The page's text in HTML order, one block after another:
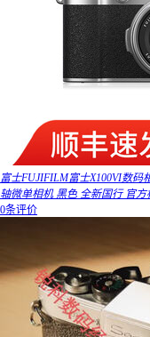
富士FUJIFILM富士X100VI数码
轴微单相机 黑色 全新国行 官方
0条评价